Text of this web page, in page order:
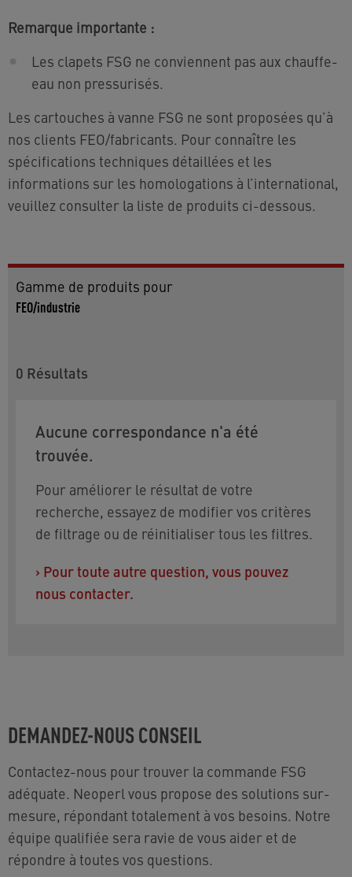
Remarque importante :
Les clapets FSG ne conviennent pas aux chauffe-
eau non pressurisés.
Les cartouches à vanne FSG ne sont proposées qu’à
nos clients FEO/fabricants. Pour connaître les
spécifications techniques détaillées et les
informations sur les homologations à l’international,
veuillez consulter la liste de produits ci-dessous.
Gamme de produits pour
FEO/industrie
0 Résultats
Aucune correspondance n'a été
trouvée.
Pour améliorer le résultat de votre
recherche, essayez de modifier vos critères
de filtrage ou de réinitialiser tous les filtres.
› Pour toute autre question, vous pouvez
nous contacter.
DEMANDEZ-NOUS CONSEIL
Contactez-nous pour trouver la commande FSG
adéquate. Neoperl vous propose des solutions sur-
mesure, répondant totalement à vos besoins. Notre
équipe qualifiée sera ravie de vous aider et de
répondre à toutes vos questions.